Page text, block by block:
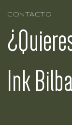
CONTACTO
Ink